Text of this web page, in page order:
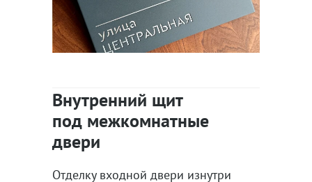
Внутренний щит
под межкомнатные
двери
Отделку входной двери изнутри